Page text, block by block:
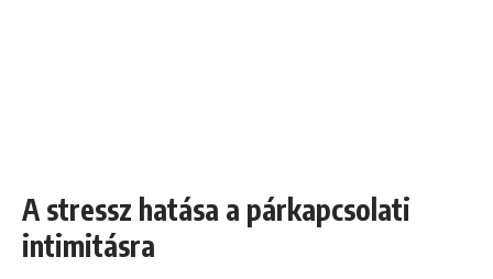
A stressz hatása a párkapcsolati
intimitásra